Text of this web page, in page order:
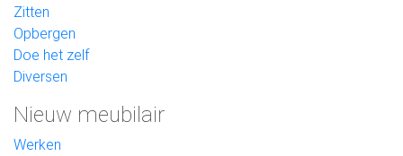
Zitten
Opbergen
Doe het zelf
Diversen
Nieuw meubilair
Werken